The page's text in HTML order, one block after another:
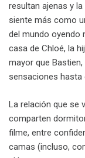
resultan ajenas y
siente más como
del mundo oyendo
casa de Chloé, la
mayor que
sensaciones hasta
La relación que se
comparten
filme, entre
camas (incluso,